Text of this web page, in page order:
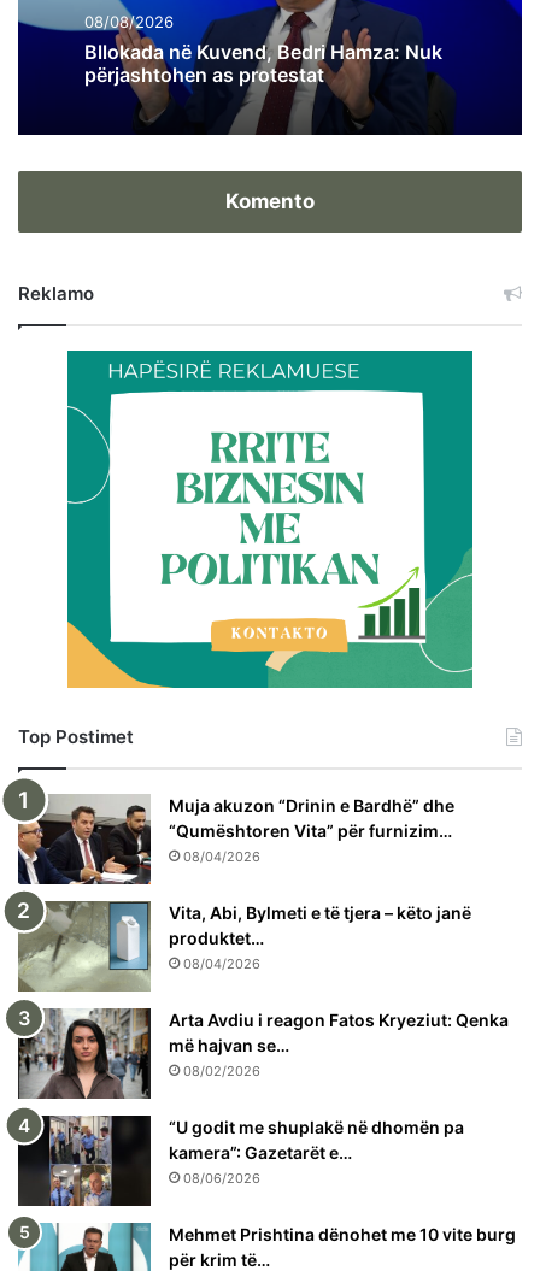
08/08/2026
Bllokada në Kuvend, Bedri Hamza: Nuk
përjashtohen as protestat
Komento
Reklamo
Top Postimet
Muja akuzon “Drinin e Bardhë” dhe
“Qumështoren Vita” për furnizim…
08/04/2026
Vita, Abi, Bylmeti e të tjera – këto janë
produktet…
08/04/2026
Arta Avdiu i reagon Fatos Kryeziut: Qenka
më hajvan se…
08/02/2026
“U godit me shuplakë në dhomën pa
kamera”: Gazetarët e…
08/06/2026
Mehmet Prishtina dënohet me 10 vite burg
për krim të…